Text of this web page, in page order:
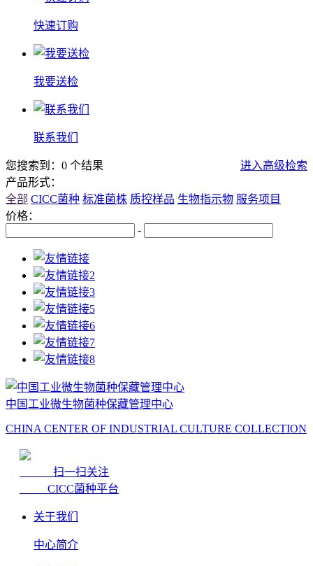
快速订购
我要送检
联系我们
您搜索到：0 个结果
进入高级检索
产品形式：
全部 CICC菌种 标准菌株 质控样品 生物指示物 服务项目
价格：
-
中国工业微生物菌种保藏管理中心
CHINA CENTER OF INDUSTRIAL CULTURE COLLECTION
扫一扫关注
CICC菌种平台
关于我们
中心简介